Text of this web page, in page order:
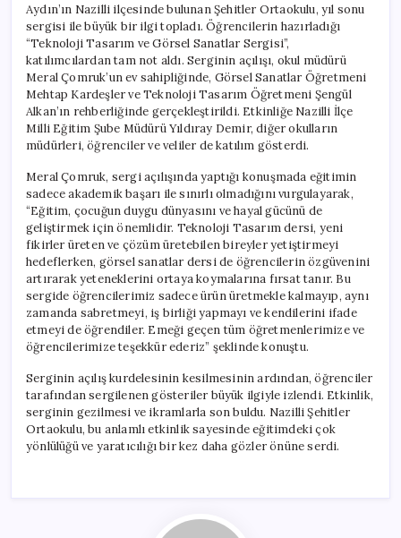
Sergisi’yle
Renkli
Yaşattı
için
Aydın’ın Nazilli ilçesinde bulunan Şehitler Ortaokulu, yıl sonu
sergisi ile büyük bir ilgi topladı. Öğrencilerin hazırladığı
“Teknoloji Tasarım ve Görsel Sanatlar Sergisi”,
katılımcılardan tam not aldı. Serginin açılışı, okul müdürü
Meral Çomruk’un ev sahipliğinde, Görsel Sanatlar Öğretmeni
Mehtap Kardeşler ve Teknoloji Tasarım Öğretmeni Şengül
Alkan’ın rehberliğinde gerçekleştirildi. Etkinliğe Nazilli İlçe
Milli Eğitim Şube Müdürü Yıldıray Demir, diğer okulların
müdürleri, öğrenciler ve veliler de katılım gösterdi.
Meral Çomruk, sergi açılışında yaptığı konuşmada eğitimin
sadece akademik başarı ile sınırlı olmadığını vurgulayarak,
“Eğitim, çocuğun duygu dünyasını ve hayal gücünü de
geliştirmek için önemlidir. Teknoloji Tasarım dersi, yeni
fikirler üreten ve çözüm üretebilen bireyler yetiştirmeyi
hedeflerken, görsel sanatlar dersi de öğrencilerin özgüvenini
artırarak yeteneklerini ortaya koymalarına fırsat tanır. Bu
sergide öğrencilerimiz sadece ürün üretmekle kalmayıp, aynı
zamanda sabretmeyi, iş birliği yapmayı ve kendilerini ifade
etmeyi de öğrendiler. Emeği geçen tüm öğretmenlerimize ve
öğrencilerimize teşekkür ederiz” şeklinde konuştu.
Serginin açılış kurdelesinin kesilmesinin ardından, öğrenciler
tarafından sergilenen gösteriler büyük ilgiyle izlendi. Etkinlik,
serginin gezilmesi ve ikramlarla son buldu. Nazilli Şehitler
Ortaokulu, bu anlamlı etkinlik sayesinde eğitimdeki çok
yönlülüğü ve yaratıcılığı bir kez daha gözler önüne serdi.